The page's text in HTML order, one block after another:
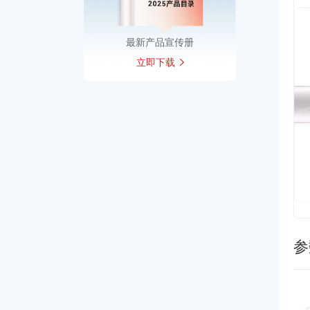
最新产品宣传册
立即下载